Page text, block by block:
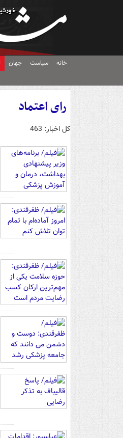
خانه سیاست جهان
رای اعتماد
کل اخبار: 463